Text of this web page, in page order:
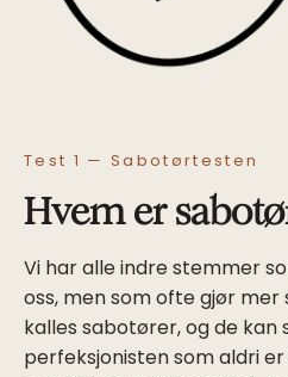
Test 1 — Sabotørtesten
Hvem er
Vi har alle indre stemmer
oss, men som ofte gjør mer
kalles sabotører, og de kan
perfeksjonisten som aldri